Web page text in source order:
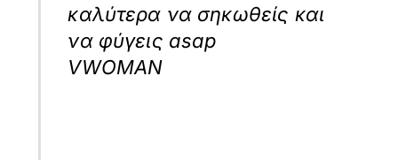
καλύτερα να σηκωθείς και
να φύγεις asap
VWOMAN